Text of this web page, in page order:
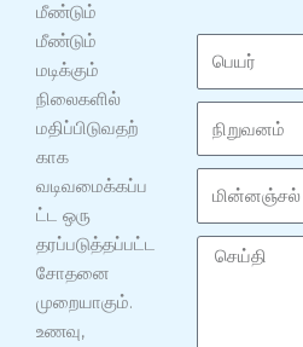
மீண்டும்
மீண்டும்
மடிக்கும்
நிலைகளில்
மதிப்பிடுவதற்
காக
வடிவமைக்கப்ப
ட்ட ஒரு
தரப்படுத்தப்பட்ட
சோதனை
முறையாகும்.
உணவு,
ர்
வ
ன
ம்
னசெ